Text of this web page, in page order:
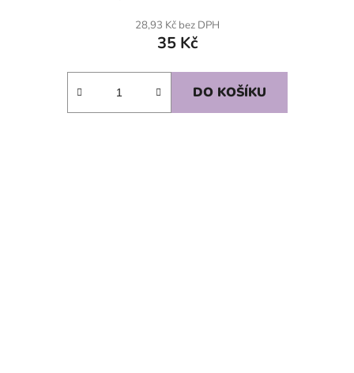
28,93 Kč bez DPH
35 Kč
DO KOŠÍKU